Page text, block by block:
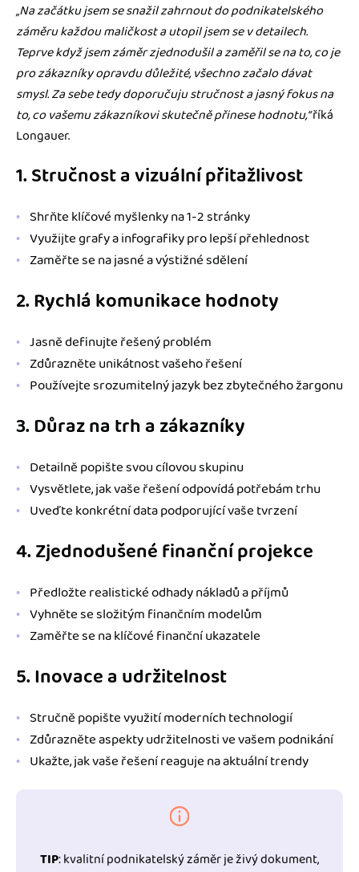
„Na začátku jsem se snažil zahrnout do podnikatelského
záměru každou maličkost a utopil jsem se v detailech.
Teprve když jsem záměr zjednodušil a zaměřil se na to, co je
pro zákazníky opravdu důležité, všechno začalo dávat
smysl. Za sebe tedy doporučuju stručnost a jasný fokus na
to, co vašemu zákazníkovi skutečně přinese hodnotu,“říká
Longauer.
1. Stručnost a vizuální přitažlivost
Shrňte klíčové myšlenky na 1-2 stránky
Využijte grafy a infografiky pro lepší přehlednost
Zaměřte se na jasné a výstižné sdělení
2. Rychlá komunikace hodnoty
Jasně definujte řešený problém
Zdůrazněte unikátnost vašeho řešení
Používejte srozumitelný jazyk bez zbytečného žargonu
3. Důraz na trh a zákazníky
Detailně popište svou cílovou skupinu
Vysvětlete, jak vaše řešení odpovídá potřebám trhu
Uveďte konkrétní data podporující vaše tvrzení
4. Zjednodušené finanční projekce
Předložte realistické odhady nákladů a příjmů
Vyhněte se složitým finančním modelům
Zaměřte se na klíčové finanční ukazatele
5. Inovace a udržitelnost
Stručně popište využití moderních technologií
Zdůrazněte aspekty udržitelnosti ve vašem podnikání
Ukažte, jak vaše řešení reaguje na aktuální trendy
TIP: kvalitní podnikatelský záměr je živý dokument,